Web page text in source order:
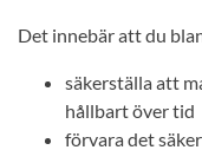
Det innebär att du
säkerställa att
hållbart över tid
förvara det